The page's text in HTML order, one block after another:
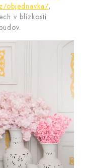
objednavka/,
v blízkosti